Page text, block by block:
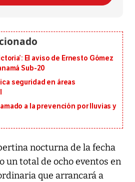
El aviso de Ernesto Gómez
Sub-20
seguridad en áreas
a la prevención por lluvias y
nocturna de la fecha
un total de ocho eventos en
que arrancará a